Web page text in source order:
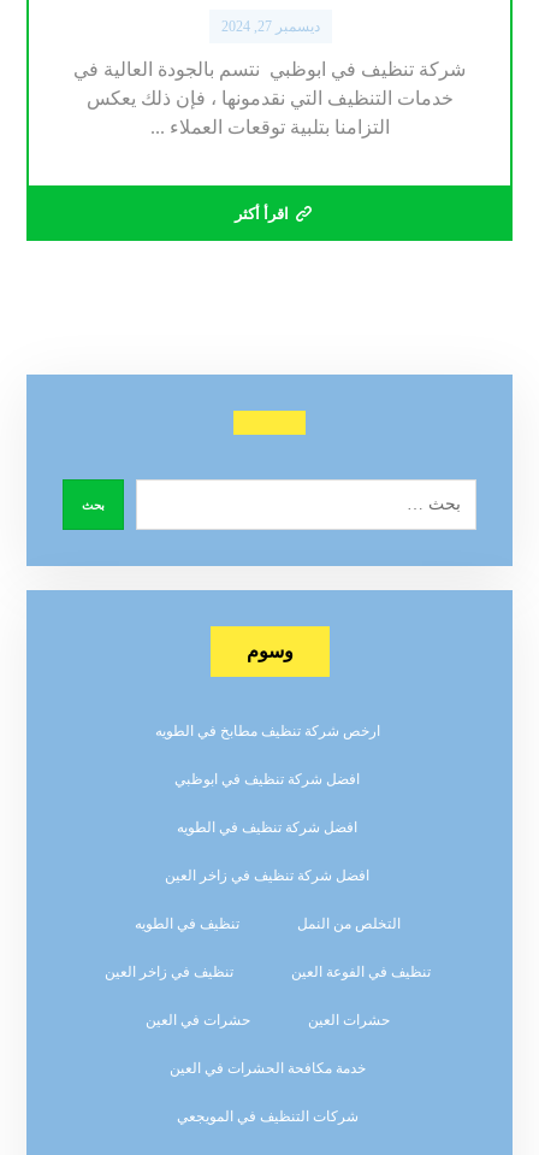
ديسمبر 27, 2024
شركة تنظيف في ابوظبي نتسم بالجودة العالية في
خدمات التنظيف التي نقدمونها ، فإن ذلك يعكس
التزامنا بتلبية توقعات العملاء ...
اقرأ أكثر
وسوم
ارخص شركة تنظيف مطابخ في الطويه
افضل شركة تنظيف في ابوظبي
افضل شركة تنظيف في الطويه
افضل شركة تنظيف في زاخر العين
التخلص من النمل تنظيف في الطويه
تنظيف في الفوعة العين تنظيف في زاخر العين
حشرات العين حشرات في العين
خدمة مكافحة الحشرات في العين
شركات التنظيف في المويجعي